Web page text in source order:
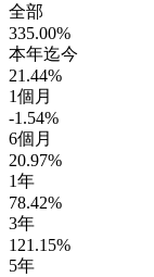
全部
335.00%
本年迄今
21.44%
1個月
-1.54%
6個月
20.97%
1年
78.42%
3年
121.15%
5年